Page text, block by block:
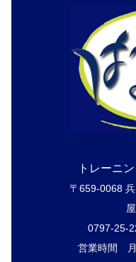
トレーニ
〒659-0068
0797-25-
営業時間 月